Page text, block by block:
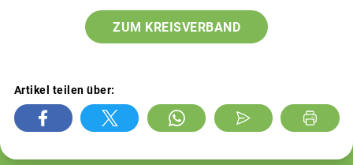
ZUM KREISVERBAND
Artikel teilen über: